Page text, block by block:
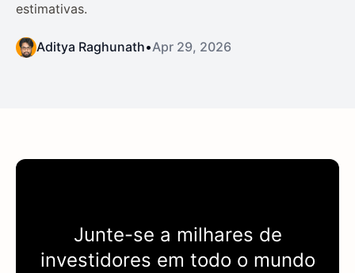
estimativas.
Aditya Raghunath•Apr 29, 2026
Junte-se a milhares de
investidores em todo o mundo